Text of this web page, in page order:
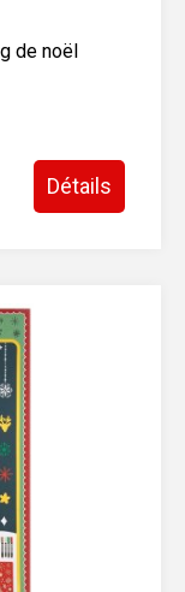
de noël
Détails